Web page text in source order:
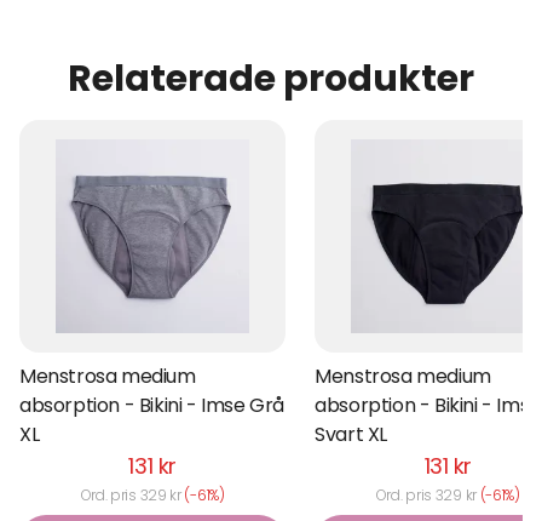
Relaterade produkter
Menstrosa medium
absorption - Bikini - Imse Grå
XL
131 kr
Ord. pris 329 kr(-61%)
Menstrosa medium
absorption - Bikini - Imse
Svart XL
131 kr
Ord. pris 329 kr (-61%)